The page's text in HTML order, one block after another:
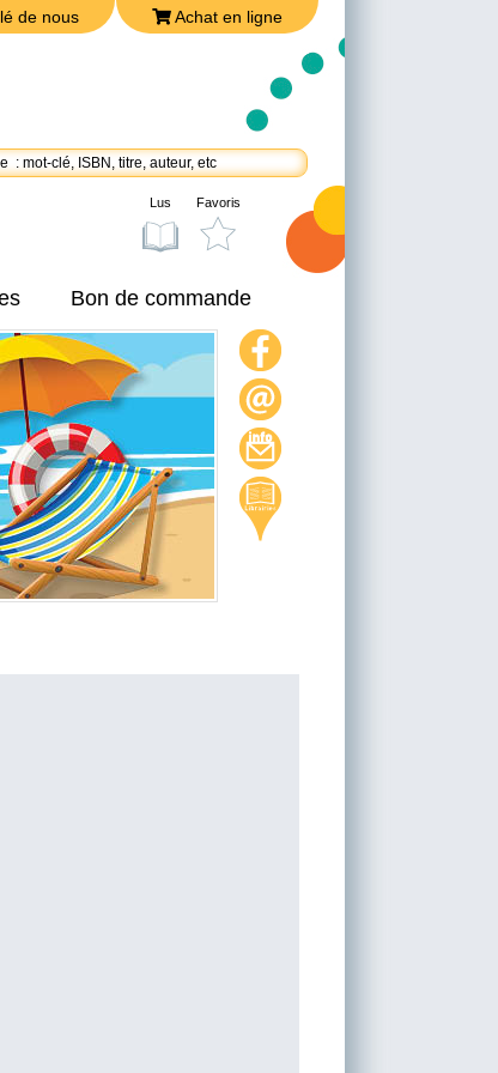
de nous Achat en ligne
Bon de commande
a parlé de nous
Achat en ligne
Nous joindre
de confidentialité
Lus Favoris